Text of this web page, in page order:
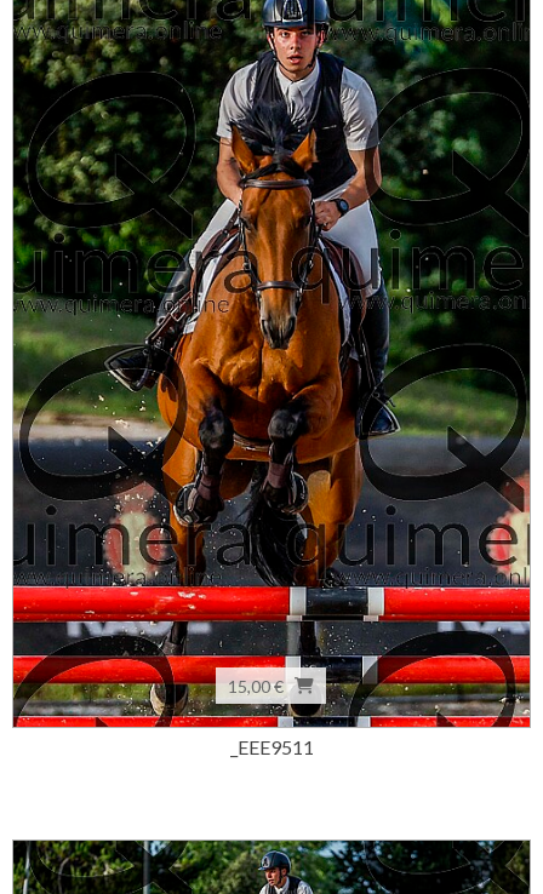
15,00 €
_EEE9511